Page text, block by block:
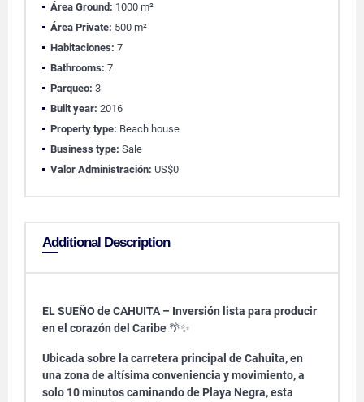
Área Ground: 1000 m²
Área Private: 500 m²
Habitaciones: 7
Bathrooms: 7
Parqueo: 3
Built year: 2016
Property type: Beach house
Business type: Sale
Valor Administración: US$0
Additional Description
EL SUEÑO de CAHUITA – Inversión lista para producir
en el corazón del Caribe 🌴✨
Ubicada sobre la carretera principal de Cahuita, en
una zona de altísima conveniencia y movimiento, a
solo 10 minutos caminando de Playa Negra, esta